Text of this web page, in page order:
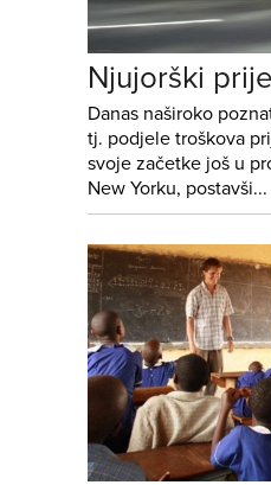
Njujorški
Danas naširoko
tj. podjele troškova
svoje začetke još u
New Yorku, postavši...